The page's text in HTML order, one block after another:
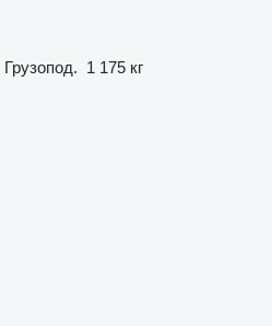
Грузопод. 1 175 кг